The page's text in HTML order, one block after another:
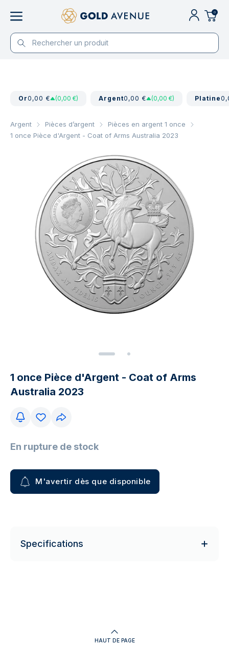
0
Or0,00 € (0,00 €) Argent0,00 € (0,00 €) Platine
Argent Pièces d’argent
Pièces en argent 1 once
1 once Pièce d'Argent - Coat of Arms Australia 2023
1 once Pièce d'Argent - Coat of Arms
Australia 2023
En rupture de stock
M'avertir dès que disponible
Specifications
HAUT DE PAGE